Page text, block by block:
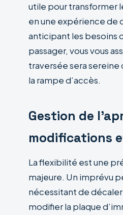
utile pour transformer
en une expérience de
anticipant les besoins
passager, vous vous
traversée sera sereine
la rampe d’accès.
Gestion de
modifications
La flexibilité est une
majeure. Un imprévu
nécessitant de
modifier la plaque